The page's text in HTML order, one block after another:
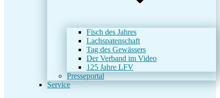
Fisch des Jahres
Lachspatenschaft
Tag des Gewässers
Der Verband im Video
125 Jahre LFV
Presseportal
Service